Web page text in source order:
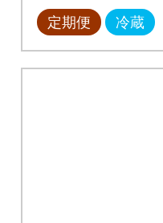
定期便 冷蔵